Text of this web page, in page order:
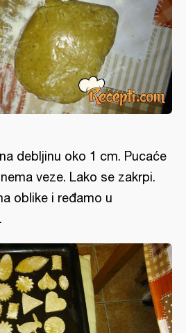
debljinu oko 1 cm. Pucaće
veze. Lako se zakrpi.
oblike i ređamo u